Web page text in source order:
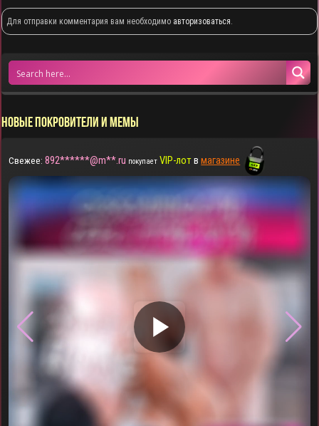
Для отправки комментария вам необходимо авторизоваться.
НОВЫЕ ПОКРОВИТЕЛИ И МЕМЫ
Свежее: 892******@m**.ru покупает VIP-лотвмагазине
▶